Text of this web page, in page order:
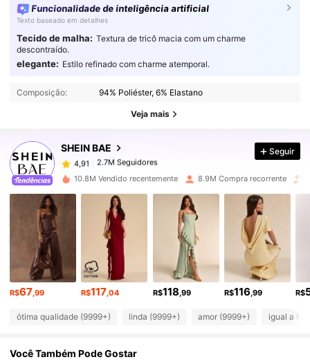
Funcionalidade de inteligência artificial
Texto baseado em detalhes
Tecido de malha: Textura de tricô macia com um charme
descontraído.
elegante: Estilo refinado com charme atemporal.
Composição: 94% Poliéster, 6% Elastano
Veja mais
SHEIN BAE
2.7M Seguidores
4,91
2.7M Seguidores
b***3
1 dia atrás
2.7M Seguidores
2.7M Seguidores
4,91 2.7M Seguidores
Seguir
10.8M Vendido recentemente 8.9M Compra recorrente
R$67,99 R$117,04 R$118,99 R$116,99 R$
ótima qualidade (9999+) linda (9999+) amor (9999+) igual a
Você Também Pode Gostar